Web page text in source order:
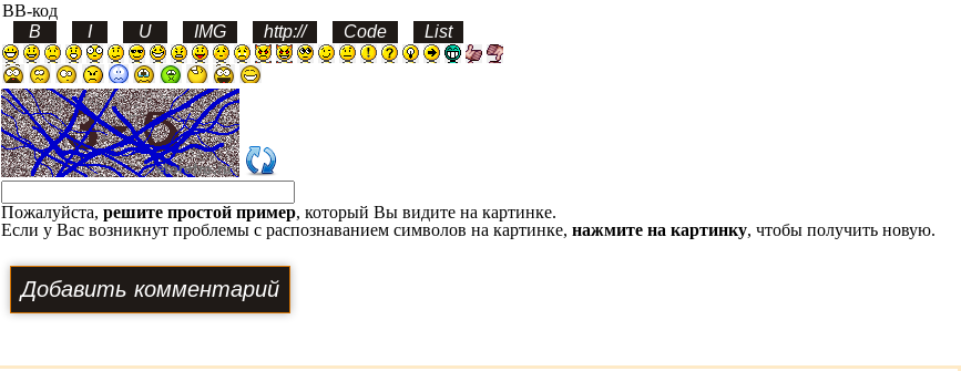
BB-код
Пожалуйста, решите простой пример, который Вы видите на картинке.
Если у Вас возникнут проблемы с распознаванием символов на картинке, нажмите на картинку, чтобы получить новую.